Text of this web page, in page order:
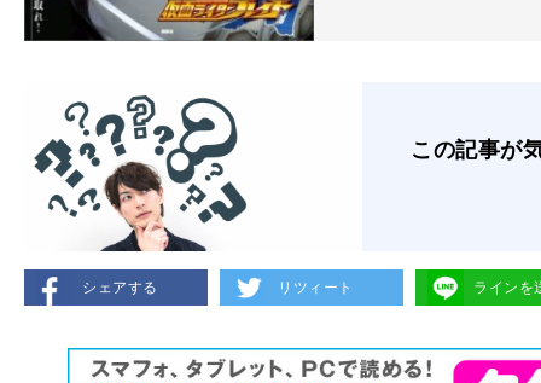
この記事が
シェアする リツィート ラインを